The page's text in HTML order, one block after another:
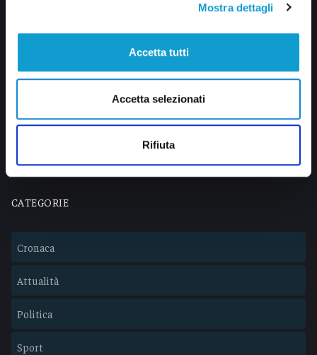
Mostra dettagli
Accetta tutti
Accetta selezionati
Rifiuta
Via Pasubio, 36 – 63074 San Benedetto del Tronto (AP)
info@veratv.it
CATEGORIE
Cronaca
Attualità
Politica
Sport